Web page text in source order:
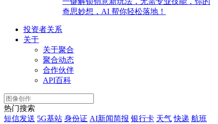
奇思妙想，AI 帮你轻松落地！
投资者关系
关于
关于聚合
聚合动态
合作伙伴
API百科
热门搜索
短信发送 5G基站 身份证 AI新闻简报 银行卡 天气 快递 航班